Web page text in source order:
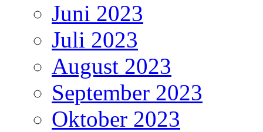
Juni 2023
Juli 2023
August 2023
September 2023
Oktober 2023